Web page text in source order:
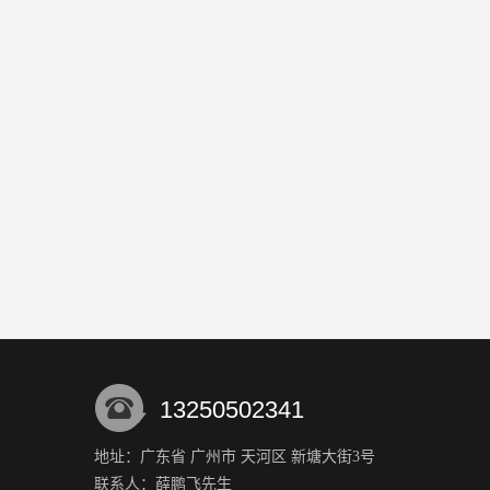
13250502341
地址：广东省 广州市 天河区 新塘大街3号
联系人：薛鹏飞先生